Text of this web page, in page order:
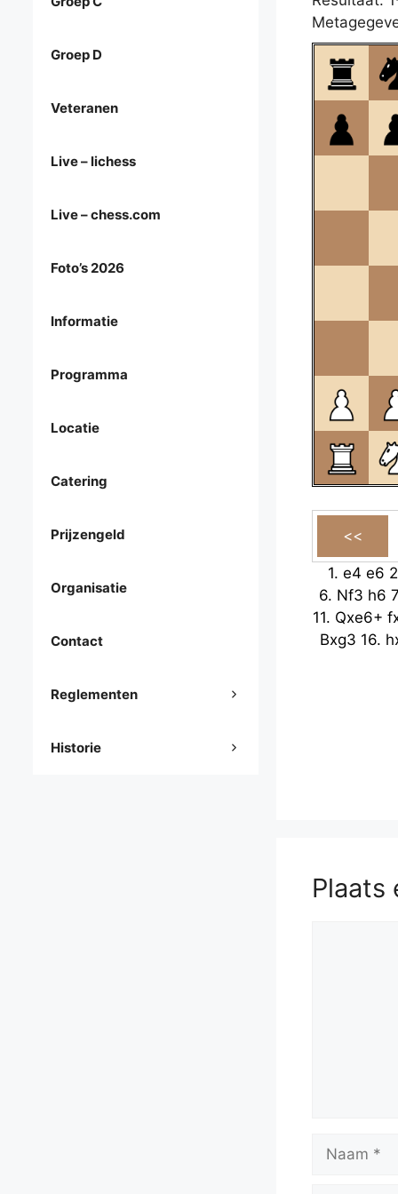
1. e4 e6
6. Nf3 h6
11. Qxe6+
Bxg3 16.
Plaats
Groep D
Veteranen
Live – lichess
Live – chess.com
Foto’s 2026
Informatie
Programma
Locatie
Catering
Prijzengeld
Organisatie
Contact
Reglementen
Historie